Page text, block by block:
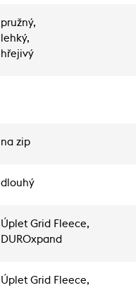
pružný,
lehký,
hřejivý
na zip
dlouhý
Úplet Grid Fleece,
DUROxpand
Úplet Grid Fleece,